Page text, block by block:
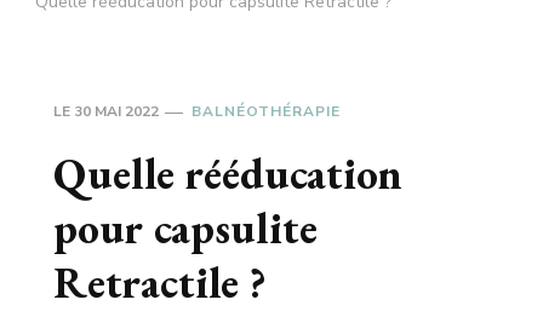
LE 30 MAI 2022 BALNÉOTHÉRAPIE
Quelle rééducation
pour capsulite
Retractile ?